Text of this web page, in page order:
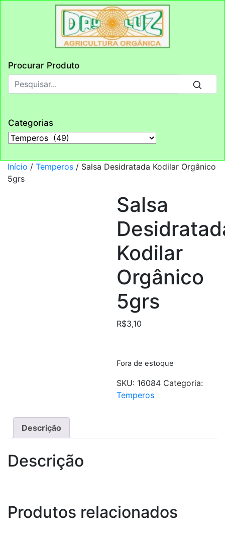
Procurar Produto
Categorias
Início / Temperos / Salsa Desidratada Kodilar Orgânico
5grs
Salsa
Kodilar
Orgânico
5grs
R$3,10
Fora de estoque
SKU: 16084 Categoria:
Temperos
Descrição
Descrição
Produtos relacionados